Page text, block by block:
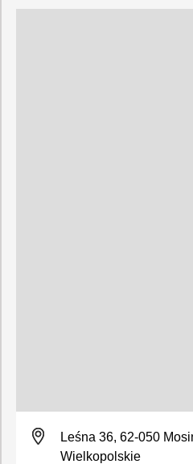
Leśna 36, 62-050
Wielkopolskie